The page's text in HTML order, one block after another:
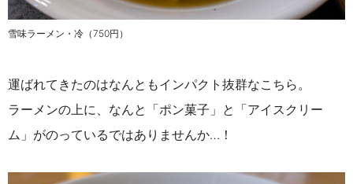
雪味ラーメン・冷（750円）
運ばれてきたのはなんともインパクト抜群なこちら。
ラーメンの上に、なんと「ポン菓子」と「アイスクリー
ム」がのっているではありませんか…！